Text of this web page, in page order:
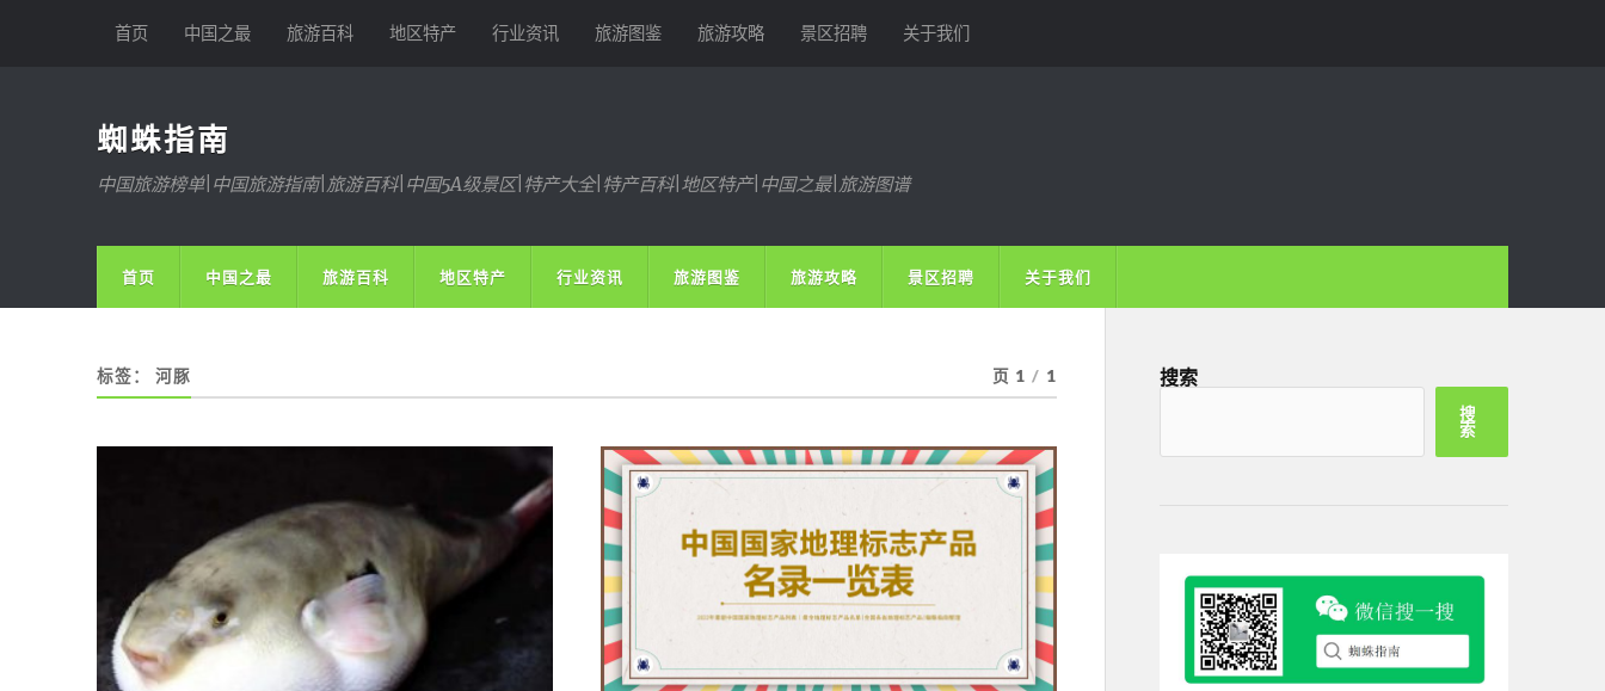
首页 中国之最 旅游百科 地区特产 行业资讯 旅游图鉴 旅游攻略 景区招聘 关于我们
蜘蛛指南
中国旅游榜单|中国旅游指南|旅游百科|中国5A级景区|特产大全|特产百科|地区特产|中国之最|旅游图谱
首页 中国之最 旅游百科 地区特产 行业资讯 旅游图鉴 旅游攻略 景区招聘 关于我们
标签： 河豚 页 1 / 1 搜索
搜
索